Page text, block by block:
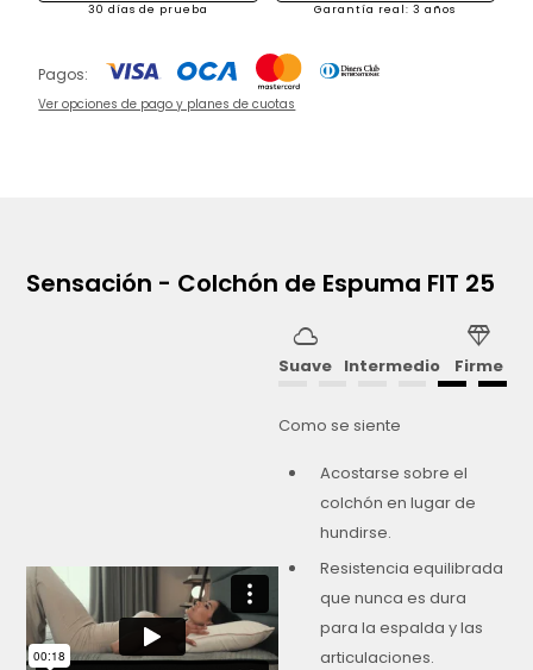
30 días de prueba Garantía real: 3 años
Pagos:
Ver opciones de pago y planes de cuotas
Sensación - Colchón de Espuma FIT 25
cloud
Suave Intermedio
diamond
Firme
Como se siente
Acostarse sobre el
colchón en lugar de
hundirse.
Resistencia equilibrada
que nunca es dura
para la espalda y las
articulaciones.